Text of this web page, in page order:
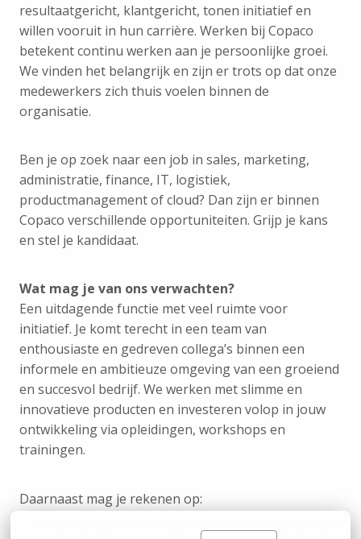
resultaatgericht, klantgericht, tonen initiatief en
willen vooruit in hun carrière. Werken bij Copaco
betekent continu werken aan je persoonlijke groei.
We vinden het belangrijk en zijn er trots op dat onze
medewerkers zich thuis voelen binnen de
organisatie.
Ben je op zoek naar een job in sales, marketing,
administratie, finance, IT, logistiek,
productmanagement of cloud? Dan zijn er binnen
Copaco verschillende opportuniteiten. Grijp je kans
en stel je kandidaat.
Wat mag je van ons verwachten?
Een uitdagende functie met veel ruimte voor
initiatief. Je komt terecht in een team van
enthousiaste en gedreven collega’s binnen een
informele en ambitieuze omgeving van een groeiend
en succesvol bedrijf. We werken met slimme en
innovatieve producten en investeren volop in jouw
ontwikkeling via opleidingen, workshops en
trainingen.
Daarnaast mag je rekenen op: